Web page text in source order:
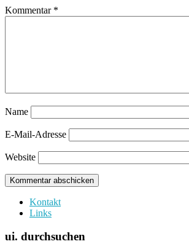
Kommentar *
Name
E-Mail-Adresse
Website
Kontakt
Links
ui. durchsuchen